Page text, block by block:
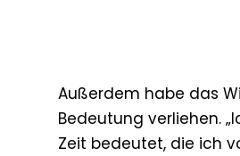
Außerdem habe das
Bedeutung verliehen.
Zeit bedeutet, die ich